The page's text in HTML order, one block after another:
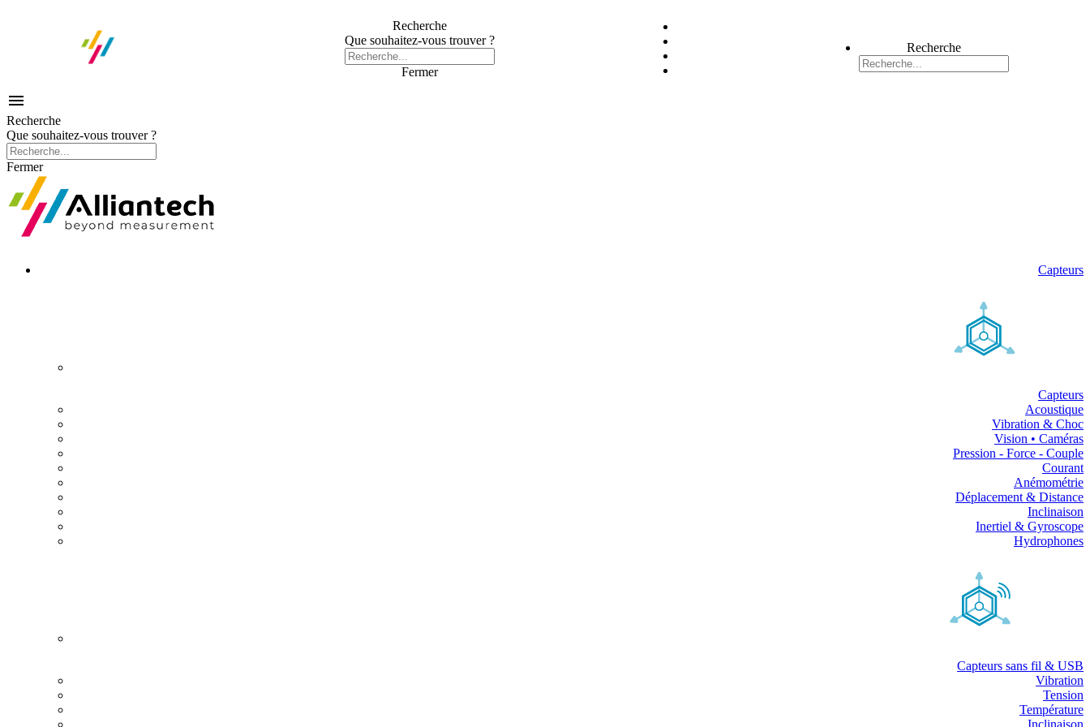
Recherche
Que souhaitez-vous trouver ?
Fermer
Recherche

Recherche
Que souhaitez-vous trouver ?
Fermer
Capteurs
Capteurs
Acoustique
Vibration & Choc
Vision • Caméras
Pression - Force - Couple
Courant
Anémométrie
Déplacement & Distance
Inclinaison
Inertiel & Gyroscope
Hydrophones
Capteurs sans fil & USB
Vibration
Tension
Température
Inclinaison